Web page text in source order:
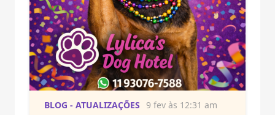
BLOG - ATUALIZAÇÕES 9 fev às 12:31 am